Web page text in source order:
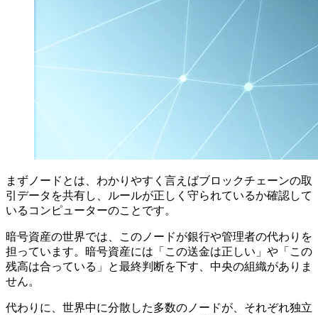
まずノードとは、わかりやすく言えばブロックチェーンの取
引データを共有し、ルールが正しく守られているか確認して
いるコンピューターのことです。
暗号資産の世界では、このノードが銀行や管理者の代わりを
担っています。暗号資産には「この送金は正しい」や「この
残高は合っている」と最終判断を下す、中央の組織がありま
せん。
代わりに、世界中に分散した多数のノードが、それぞれ独立